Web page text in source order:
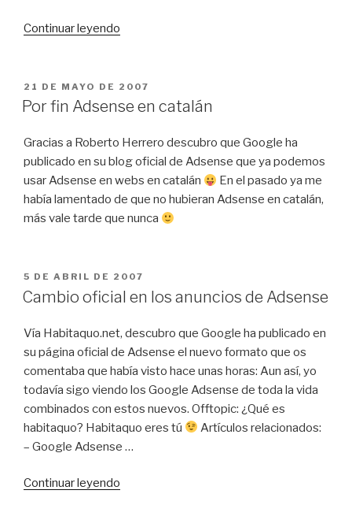
Continuar leyendo
Maps»
PUBLICADO
EL
21 DE MAYO DE 2007
Por fin Adsense en catalán
Gracias a Roberto Herrero descubro que Google ha
publicado en su blog oficial de Adsense que ya podemos
usar Adsense en webs en catalán
En el pasado ya me
había lamentado de que no hubieran Adsense en catalán,
más vale tarde que nunca
PUBLICADO
EL
5 DE ABRIL DE 2007
Cambio oficial en los anuncios de Adsense
Vía Habitaquo.net, descubro que Google ha publicado en
su página oficial de Adsense el nuevo formato que os
comentaba que había visto hace unas horas: Aun así, yo
todavía sigo viendo los Google Adsense de toda la vida
combinados con estos nuevos. Offtopic: ¿Qué es
habitaquo? Habitaquo eres tú
Artículos relacionados:
– Google Adsense …
Continuar leyendo